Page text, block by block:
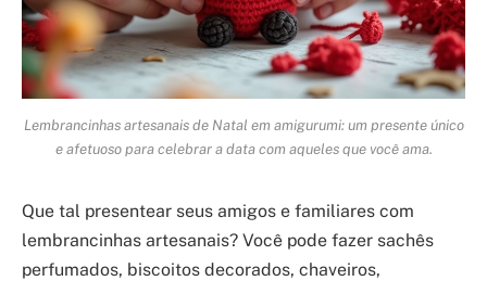
Lembrancinhas artesanais de Natal em amigurumi: um presente único
e afetuoso para celebrar a data com aqueles que você ama.
Que tal presentear seus amigos e familiares com
lembrancinhas artesanais? Você pode fazer sachês
perfumados, biscoitos decorados, chaveiros,